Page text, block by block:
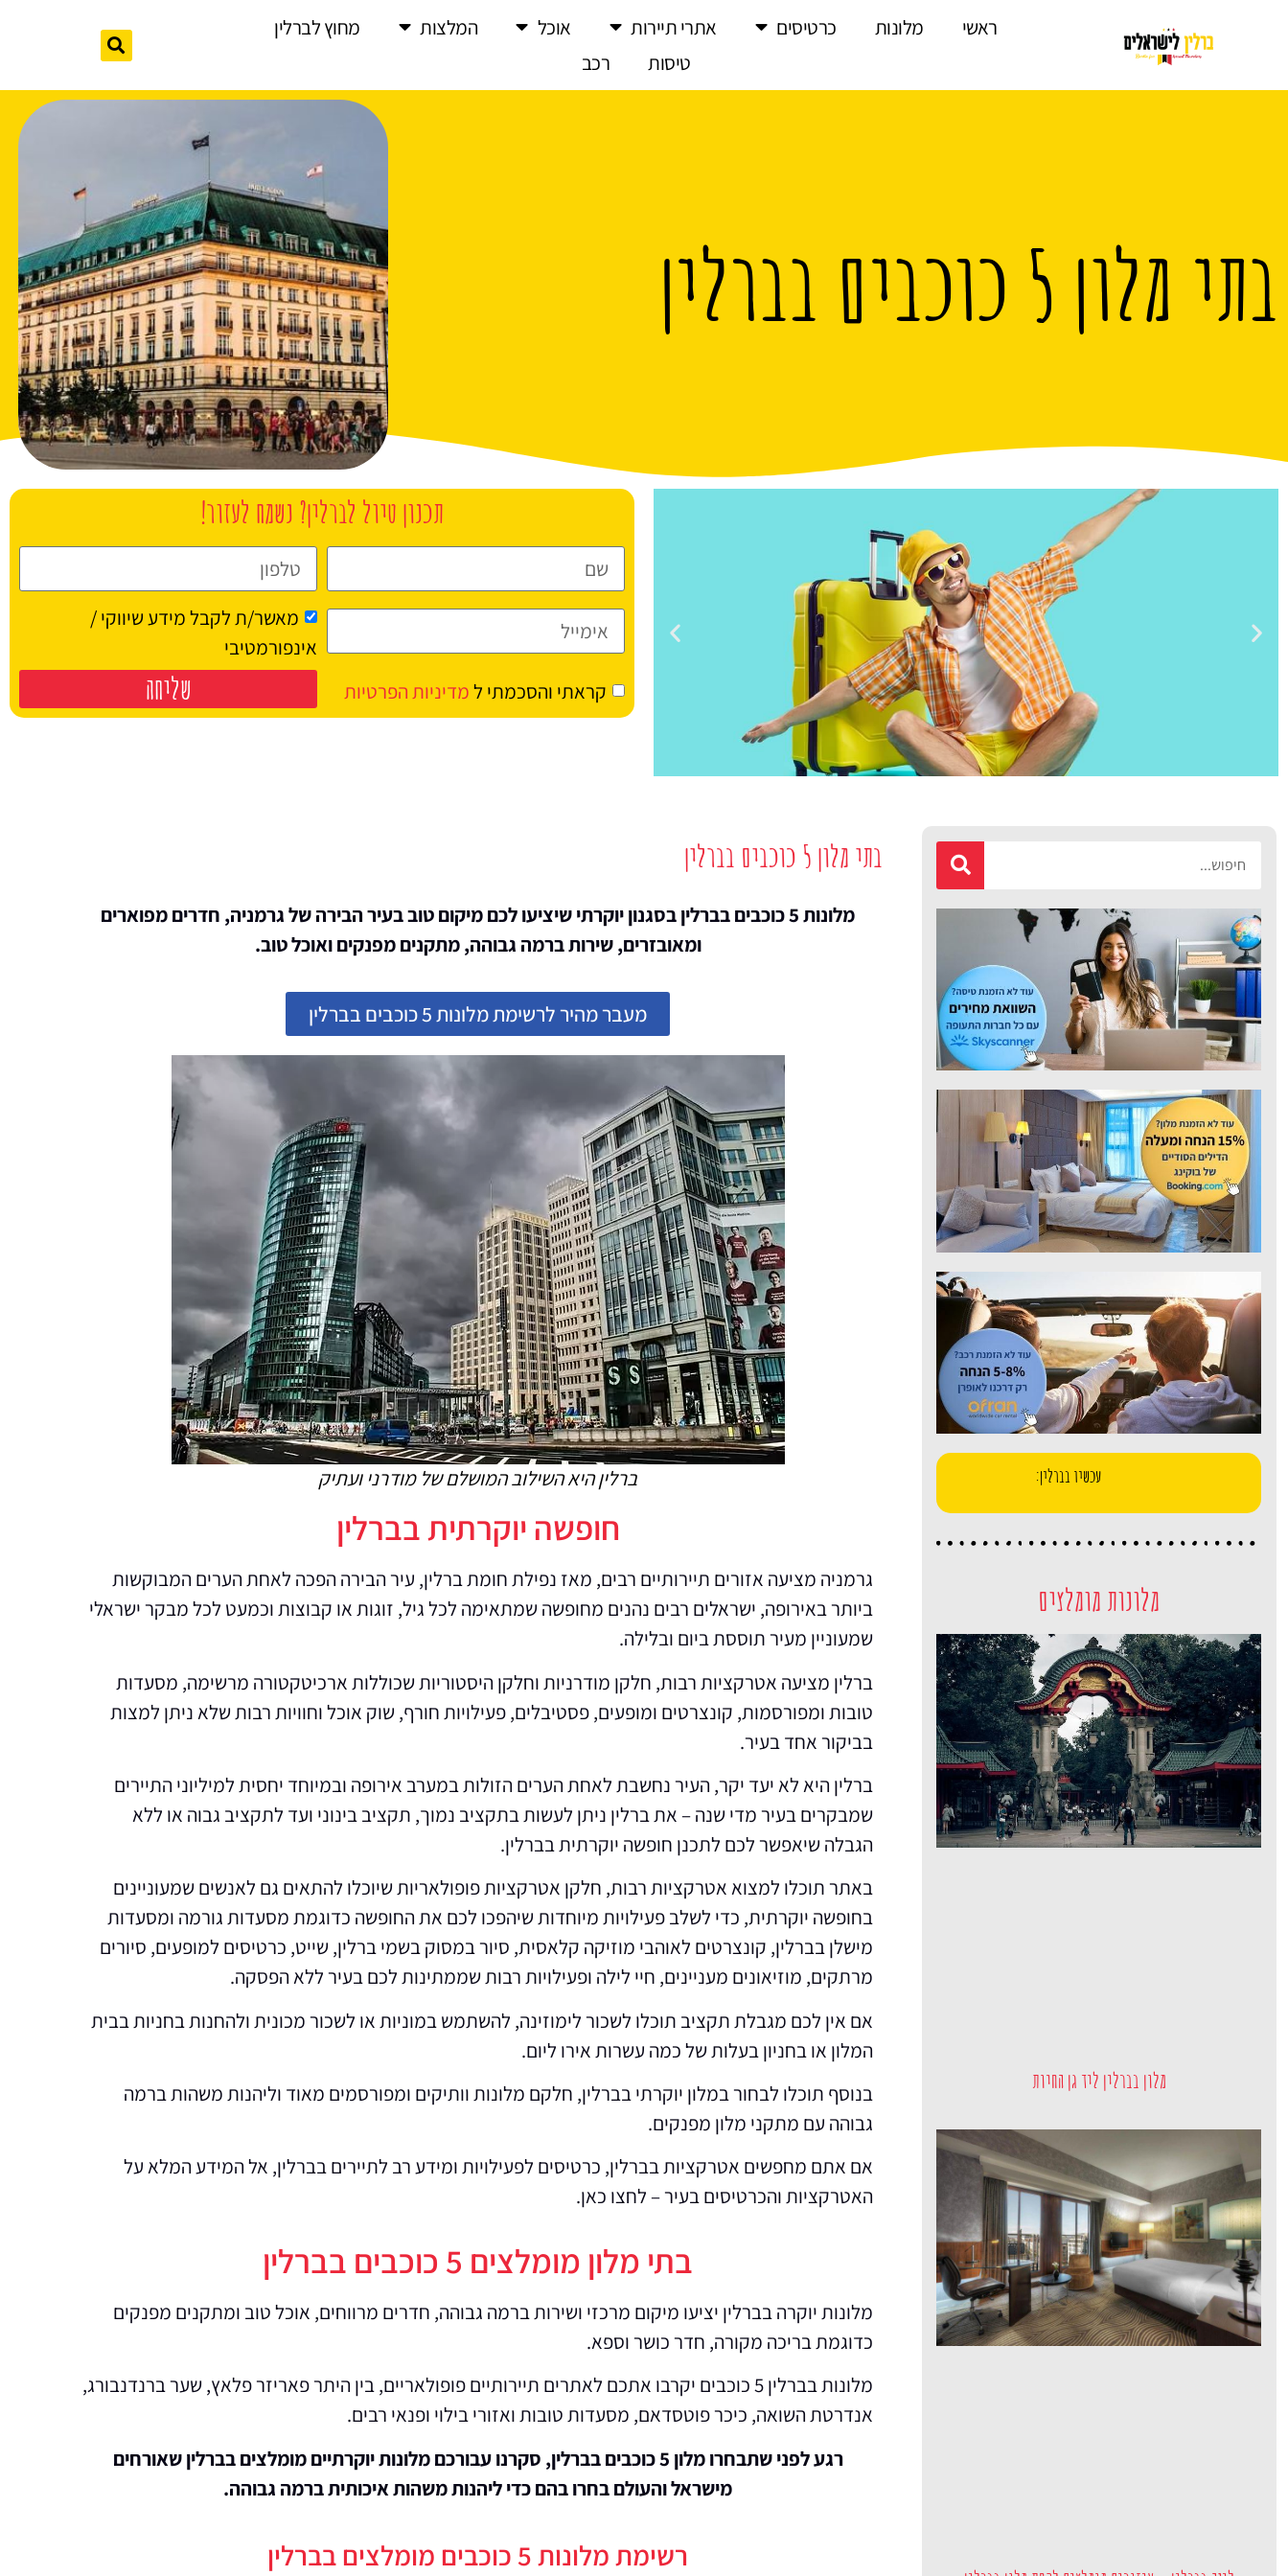
ראשי מלונות כרטיסים אתרי תיירות אוכל המלצות
מחוץ לברלין
טיסות
רכב
בתי מלון 5 כוכבים בברלין
לחצו
פה!
לחצו
תכנון טיול לברלין? נשמח לעזור!
מאשר/ת לקבל מידע שיווקי /
אינפורמטיבי
קראתי והסכמתי למדיניות הפרטיות שליחה
עכשיו בברלין:
מלונות מומלצים
מלון בברלין ליד גן החיות
בתי מלון 5 כוכבים בברלין
מלונות 5 כוכבים בברלין בסגנון יוקרתי שיציעו לכם מיקום טוב בעיר הבירה של גרמניה, חדרים מפוארים
ומאובזרים, שירות ברמה גבוהה, מתקנים מפנקים ואוכל טוב.
מעבר מהיר לרשימת מלונות 5 כוכבים בברלין
ברלין היא השילוב המושלם של מודרני ועתיק
חופשה יוקרתית בברלין
גרמניה מציעה אזורים תיירותיים רבים, מאז נפילת חומת ברלין, עיר הבירה הפכה לאחת הערים המבוקשות
ביותר באירופה, ישראלים רבים נהנים מחופשה שמתאימה לכל גיל, זוגות או קבוצות וכמעט לכל מבקר ישראלי
שמעוניין מעיר תוססת ביום ובלילה.
ברלין מציעה אטרקציות רבות, חלקן מודרניות וחלקן היסטוריות שכוללות ארכיטקטורה מרשימה, מסעדות
טובות ומפורסמות, קונצרטים ומופעים, פסטיבלים, פעילויות חורף, שוק אוכל וחוויות רבות שלא ניתן למצות
בביקור אחד בעיר.
ברלין היא לא יעד יקר, העיר נחשבת לאחת הערים הזולות במערב אירופה ובמיוחד יחסית למיליוני התיירים
שמבקרים בעיר מדי שנה – את ברלין ניתן לעשות בתקציב נמוך, תקציב בינוני ועד לתקציב גבוה או ללא
הגבלה שיאפשר לכם לתכנן חופשה יוקרתית בברלין.
באתר תוכלו למצוא אטרקציות רבות, חלקן אטרקציות פופולאריות שיוכלו להתאים גם לאנשים שמעוניינים
בחופשה יוקרתית, כדי לשלב פעילויות מיוחדות שיהפכו לכם את החופשה כדוגמת מסעדות גורמה ומסעדות
מישלן בברלין, קונצרטים לאוהבי מוזיקה קלאסית, סיור במסוק בשמי ברלין, שייט, כרטיסים למופעים, סיורים
מרתקים, מוזיאונים מעניינים, חיי לילה ופעילויות רבות שממתינות לכם בעיר ללא הפסקה.
אם אין לכם מגבלת תקציב תוכלו לשכור לימוזינה, להשתמש במוניות או לשכור מכונית ולהחנות בחניות בבית
המלון או בחניון בעלות של כמה עשרות אירו ליום.
בנוסף תוכלו לבחור במלון יוקרתי בברלין, חלקם מלונות וותיקים ומפורסמים מאוד וליהנות משהות ברמה
גבוהה עם מתקני מלון מפנקים.
אם אתם מחפשים אטרקציות בברלין, כרטיסים לפעילויות ומידע רב לתיירים בברלין, אל המידע המלא על
האטרקציות והכרטיסים בעיר – לחצו כאן.
בתי מלון מומלצים 5 כוכבים בברלין
מלונות יוקרה בברלין יציעו מיקום מרכזי ושירות ברמה גבוהה, חדרים מרווחים, אוכל טוב ומתקנים מפנקים
כדוגמת בריכה מקורה, חדר כושר וספא.
מלונות בברלין 5 כוכבים יקרבו אתכם לאתרים תיירותיים פופולאריים, בין היתר פאריזר פלאץ, שער ברנדנבורג,
אנדרטת השואה, כיכר פוטסדאם, מסעדות טובות ואזורי בילוי ופנאי רבים.
רגע לפני שתבחרו מלון 5 כוכבים בברלין, סקרנו עבורכם מלונות יוקרתיים מומלצים בברלין שאורחים
מישראל והעולם בחרו בהם כדי ליהנות משהות איכותית ברמה גבוהה.
רשימת מלונות 5 כוכבים מומלצים בברלין